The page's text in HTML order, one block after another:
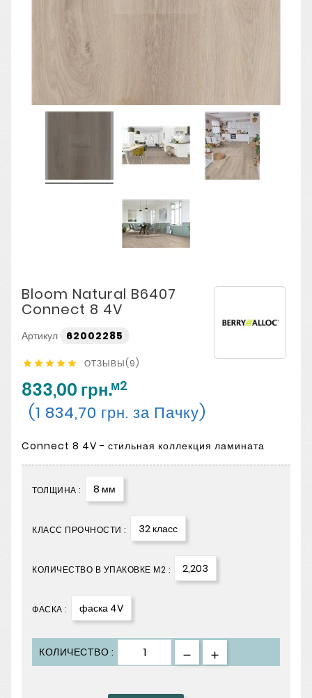
Bloom Natural B6407
Connect 8 4V
Артикул 62002285
     ОТЗЫВЫ(9)
833,00 грн.м2
(1 834,70 грн. за Пачку)
Connect 8 4V - стильная коллекция ламината
ТОЛЩИНА : 8 мм
КЛАСС ПРОЧНОСТИ : 32 класс
КОЛИЧЕСТВО В УПАКОВКЕ М2 : 2,203
ФАСКА : фаска 4V
КОЛИЧЕСТВО :